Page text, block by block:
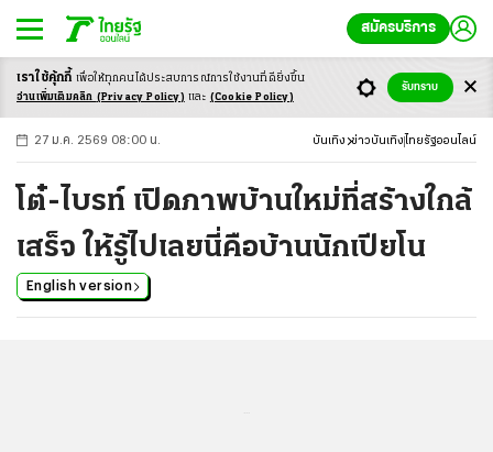
สมัครบริการ
-ก ก ก+
27 ม.ค. 2569 08:00 น. บันเทิง ข่าวบันเทิง ไทยรัฐออนไลน์
โต๋-ไบรท์ เปิดภาพบ้านใหม่ที่สร้างใกล้
เสร็จ ให้รู้ไปเลยนี่คือบ้านนักเปียโน
English version
เราใช้คุ้กกี้ เพื่อให้ทุกคนได้ประสบการณ์การใช้งานที่ดียิ่งขึ้น
อ่านเพิ่มเติมคลิก (Privacy Policy) และ (Cookie Policy)
รับทราบ